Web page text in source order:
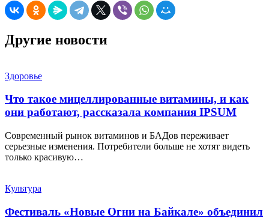
Другие новости
Здоровье
Что такое мицеллированные витамины, и как
они работают, рассказала компания IPSUM
Современный рынок витаминов и БАДов переживает
серьезные изменения. Потребители больше не хотят видеть
только красивую…
Культура
Фестиваль «Новые Огни на Байкале» объединил